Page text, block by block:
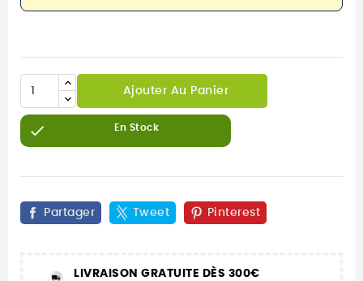
Ajouter Au Panier
 En Stock
Partager Tweet Pinterest
LIVRAISON GRATUITE DÈS 300€